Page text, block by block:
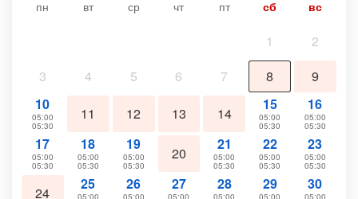
пн вт ср чт пт сб вс
1
2
3
4 5 6 7 8
9
10
05:00
05:30
11 12 13 14
15
05:00
05:30
16
05:00
05:30
17
05:00
05:30
18
05:00
05:30
19
05:00
05:30
20
21
05:00
05:30
22
05:00
05:30
23
05:00
05:30
24
25
05:00
26
05:00
27
05:00
28
05:00
29
05:00
30
05:00